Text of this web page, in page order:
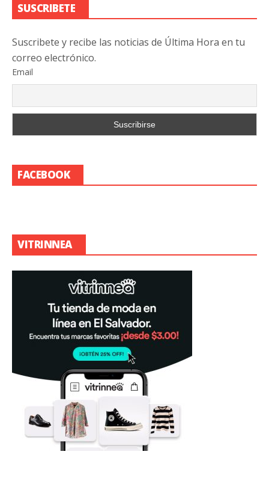
SUSCRIBETE
Suscribete y recibe las noticias de Última Hora en tu
correo electrónico.
Email
FACEBOOK
VITRINNEA